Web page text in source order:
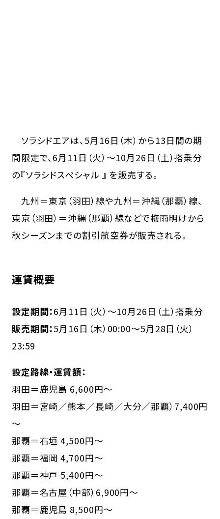
ソラシドエアは、5月16日（木）から13日間の期
間限定で、6月11日（火）～10月26日（土）搭乗分
の『ソラシドスペシャル 』 を販売する。
九州＝東京（羽田）線や九州＝沖縄（那覇）線、
東京（羽田）＝沖縄（那覇）線などで梅雨明けから
秋シーズンまでの割引航空券が販売される。
運賃概要
設定期間：6月11日（火）～10月26日（土）搭乗分
販売期間：5月16日（木）00:00～5月28日（火）
23:59
設定路線・運賃額：
羽田＝鹿児島 6,600円～
羽田＝宮崎／熊本／長崎／大分／那覇）7,400円
～
那覇＝石垣 4,500円～
那覇＝福岡 4,700円～
那覇＝神戸 5,400円～
那覇＝名古屋（中部）6,900円～
那覇＝鹿児島 8,500円～